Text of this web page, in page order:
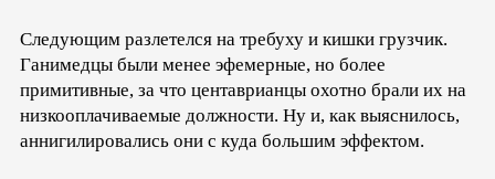
Следующим разлетелся на требуху и кишки грузчик.
Ганимедцы были менее эфемерные, но более
примитивные, за что центаврианцы охотно брали их на
низкооплачиваемые должности. Ну и, как выяснилось,
аннигилировались они с куда большим эффектом.